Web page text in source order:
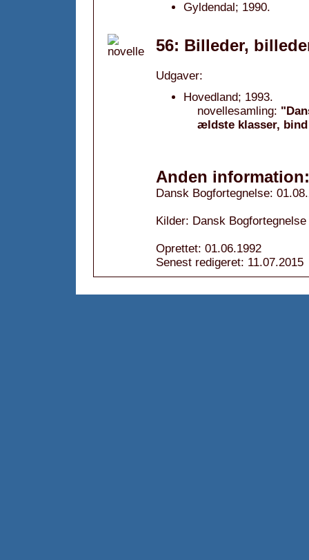
Gyldendal; 1990.
56: Billeder,
Udgaver:
Hovedland; 1993.
novellesamling:
ældste klasser,
Anden information:
Dansk Bogfortegnelse:
Kilder: Dansk
Oprettet: 01.06.1992
Senest redigeret: 11.07.2015